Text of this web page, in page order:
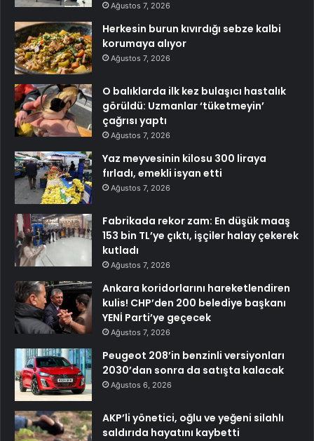
Ağustos 7, 2026
Herkesin burun kıvırdığı sebze kalbi
korumaya alıyor
Ağustos 7, 2026
O balıklarda ilk kez bulaşıcı hastalık
görüldü: Uzmanlar ‘tüketmeyin’
çağrısı yaptı
Ağustos 7, 2026
Yaz meyvesinin kilosu 300 liraya
fırladı, emekli isyan etti
Ağustos 7, 2026
Fabrikada rekor zam: En düşük maaş
153 bin TL’ye çıktı, işçiler halay çekerek
kutladı
Ağustos 7, 2026
Ankara koridorlarını hareketlendiren
kulis! CHP’den 200 belediye başkanı
YENİ Parti’ye geçecek
Ağustos 7, 2026
Peugeot 208’in benzinli versiyonları
2030’dan sonra da satışta kalacak
Ağustos 6, 2026
AKP’li yönetici, oğlu ve yeğeni silahlı
saldırıda hayatını kaybetti